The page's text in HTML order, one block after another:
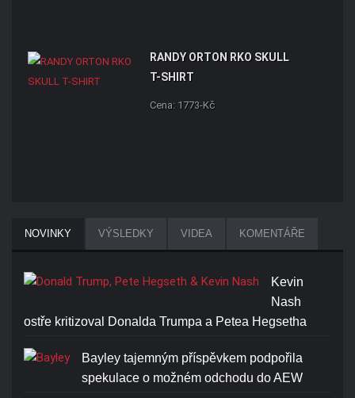
RANDY ORTON RKO SKULL
T-SHIRT
Cena: 1773-Kč
NOVINKY VÝSLEDKY VIDEA KOMENTÁŘE
Kevin
Nash
ostře kritizoval Donalda Trumpa a Petea Hegsetha
Bayley tajemným příspěvkem podpořila
spekulace o možném odchodu do AEW